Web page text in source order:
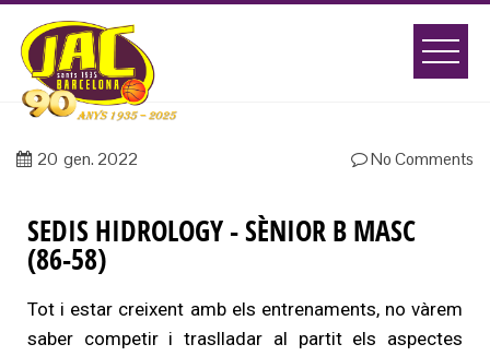
20 gen. 2022 No Comments
SEDIS HIDROLOGY - SÈNIOR B MASC
(86-58)
Tot i estar creixent amb els entrenaments, no vàrem
saber competir i traslladar al partit els aspectes